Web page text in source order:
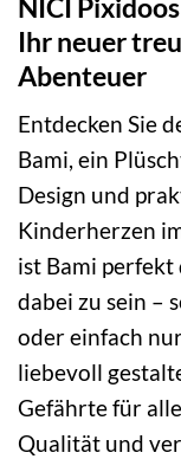
Ihr neuer
Abenteuer
Entdecken Sie
Bami, ein
Design und
Kinderherzen
ist Bami
dabei zu sein –
oder einfach
liebevoll
Gefährte für
Qualität und